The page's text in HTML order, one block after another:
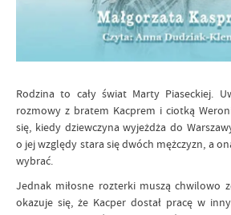
Rodzina to cały świat Marty Piaseckiej.
rozmowy z bratem Kacprem i ciotką
się, kiedy dziewczyna wyjeżdża do
o jej względy stara się dwóch mężczyzn, a
wybrać.
Jednak miłosne rozterki muszą chwilowo
okazuje się, że Kacper dostał pracę w